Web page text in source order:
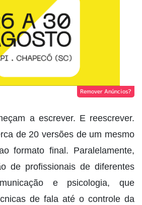
Remover Anúncios?
a escrever. E reescrever.
de 20 versões de um mesmo
formato final. Paralelamente,
de profissionais de diferentes
e psicologia, que
de fala até o controle da